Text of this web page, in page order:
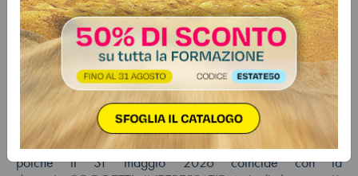
Termine posticipato poiché il 31
maggio 2026 coincide con la
domenica
Lunedì 1 GiugnoINPS – Denuncia mensile retributiva e
contributiva (UNIEMENS individuale)Categoria:
Previdenza e lavoroSottocategoria:InpsTermine posticipato
poiché il 31 maggio 2026 coincide con la